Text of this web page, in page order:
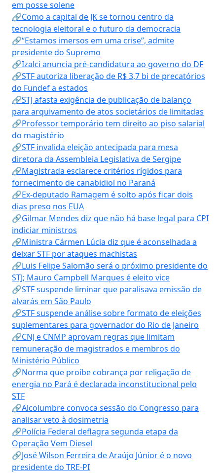
em posse solene
🔗Como a capital de JK se tornou centro da
tecnologia eleitoral e o futuro da democracia
🔗“Estamos imersos em uma crise”, admite
presidente do Supremo
🔗Izalci anuncia pré-candidatura ao governo do DF
🔗STF autoriza liberação de R$ 3,7 bi de precatórios
do Fundef a estados
🔗STJ afasta exigência de publicação de balanço
para arquivamento de atos societários de limitadas
🔗Professor temporário tem direito ao piso salarial
do magistério
🔗STF invalida eleição antecipada para mesa
diretora da Assembleia Legislativa de Sergipe
🔗Magistrada esclarece critérios rígidos para
fornecimento de canabidiol no Paraná
🔗Ex-deputado Ramagem é solto após ficar dois
dias preso nos EUA
🔗Gilmar Mendes diz que não há base legal para CPI
indiciar ministros
🔗Ministra Cármen Lúcia diz que é aconselhada a
deixar STF por ataques machistas
🔗Luis Felipe Salomão será o próximo presidente do
STJ; Mauro Campbell Marques é eleito vice
🔗STF suspende liminar que paralisava emissão de
alvarás em São Paulo
🔗STF suspende análise sobre formato de eleições
suplementares para governador do Rio de Janeiro
🔗CNJ e CNMP aprovam regras que limitam
remuneração de magistrados e membros do
Ministério Público
🔗Norma que proíbe cobrança por religação de
energia no Pará é declarada inconstitucional pelo
STF
🔗Alcolumbre convoca sessão do Congresso para
analisar veto à dosimetria
🔗Polícia Federal deflagra segunda etapa da
Operação Vem Diesel
🔗José Wilson Ferreira de Araújo Júnior é o novo
presidente do TRE-PI